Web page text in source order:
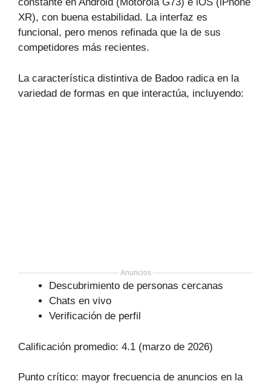
XR), con buena estabilidad. La interfaz es
funcional, pero menos refinada que la de sus
competidores más recientes.
La característica distintiva de Badoo radica en la
variedad de formas en que interactúa, incluyendo:
Anuncios
Descubrimiento de personas cercanas
Chats en vivo
Verificación de perfil
Calificación promedio: 4.1 (marzo de 2026)
Punto crítico: mayor frecuencia de anuncios en la